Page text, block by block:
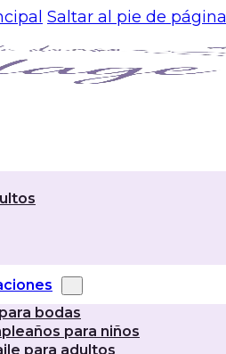
Saltar al pie de página
bodas
para niños
para adultos